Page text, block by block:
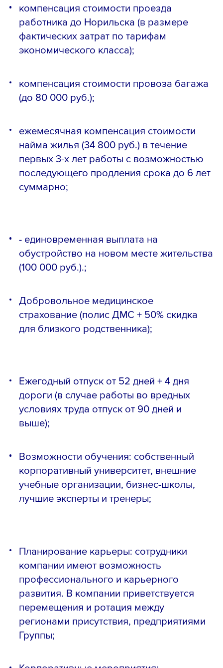
компенсация стоимости проезда
работника до Норильска (в размере
фактических затрат по тарифам
экономического класса);
компенсация стоимости провоза багажа
(до 80 000 руб.);
ежемесячная компенсация стоимости
найма жилья (34 800 руб.) в течение
первых 3-х лет работы с возможностью
последующего продления срока до 6 лет
суммарно;
- единовременная выплата на
обустройство на новом месте жительства
(100 000 руб.).;
Добровольное медицинское
страхование (полис ДМС + 50% скидка
для близкого родственника);
Ежегодный отпуск от 52 дней + 4 дня
дороги (в случае работы во вредных
условиях труда отпуск от 90 дней и
выше);
Возможности обучения: собственный
корпоративный университет, внешние
учебные организации, бизнес-школы,
лучшие эксперты и тренеры;
Планирование карьеры: сотрудники
компании имеют возможность
профессионального и карьерного
развития. В компании приветствуется
перемещения и ротация между
регионами присутствия, предприятиями
Группы;